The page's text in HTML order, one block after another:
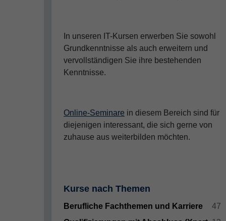
In unseren IT-Kursen erwerben Sie sowohl
Grundkenntnisse als auch erweitern und
vervollständigen Sie ihre bestehenden
Kenntnisse.
Online-Seminare in diesem Bereich sind für
diejenigen interessant, die sich gerne von
zuhause aus weiterbilden möchten.
Kurse nach Themen
Berufliche Fachthemen und Karriere
47